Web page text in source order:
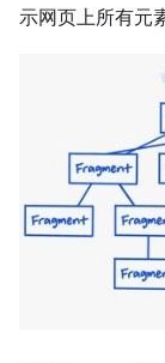
示网页上所有元